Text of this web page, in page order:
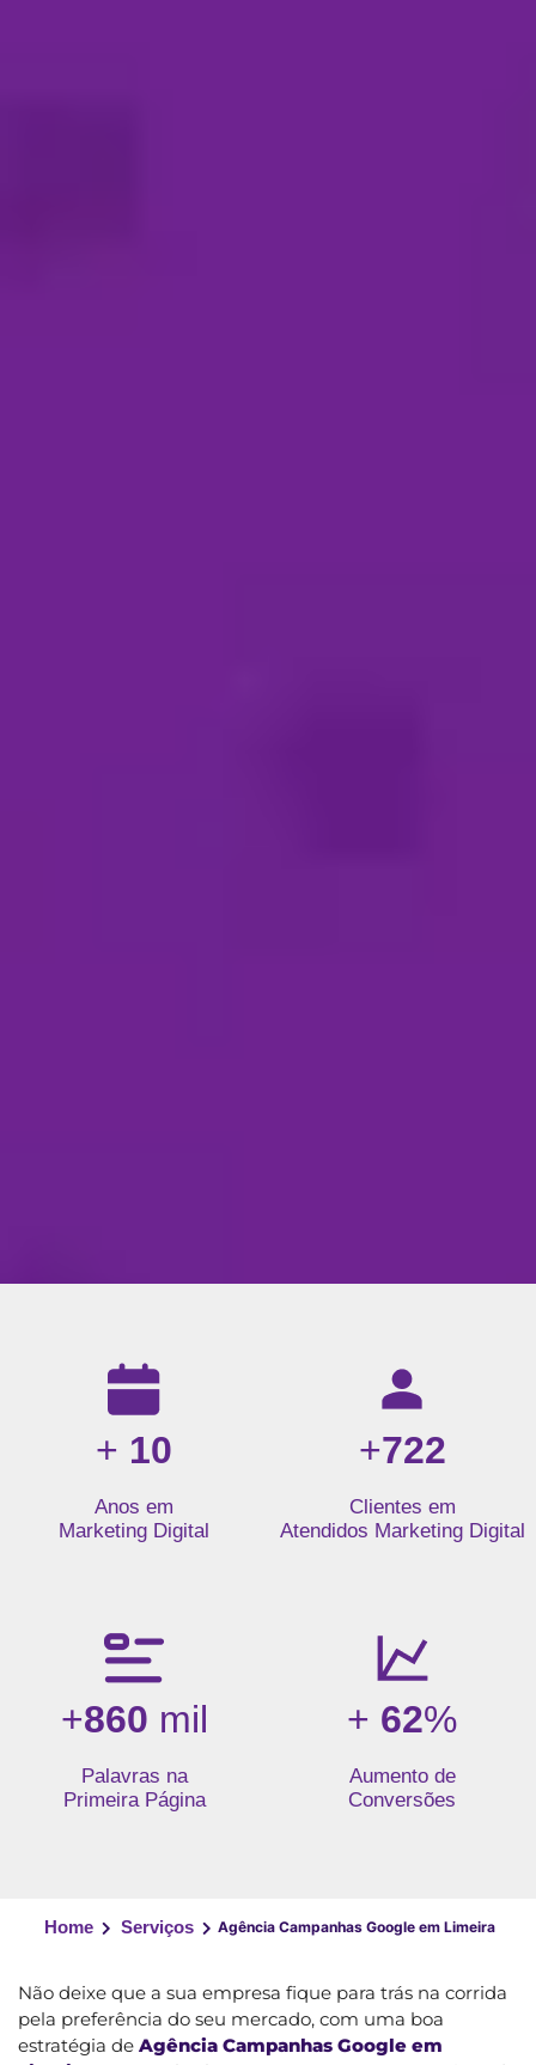
Resultados da nossa agência de marketing digital: mais
+ 10
Anos em
Marketing Digital
+722
Clientes em
Atendidos Marketing Digital
+860 mil
Palavras na
Primeira Página
+ 62%
Aumento de
Conversões
Home Serviços Agência Campanhas Google em Limeira
Não deixe que a sua empresa fique para trás na corrida
pela preferência do seu mercado, com uma boa
estratégia de Agência Campanhas Google em